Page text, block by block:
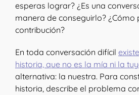
esperas lograr? ¿Es una
manera de conseguirlo? ¿Cómo
contribución?
En toda conversación difícil
historia, que no es la mía ni la
alternativa: la nuestra. Para
historia, describe el problema